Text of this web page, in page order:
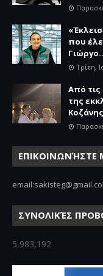
που
Τρίτη,
Από
της
ΕΠΙΚΟΙΝΩΝΉΣΤΕ
ΣΥΝΟΛΙΚΈΣ
5,983,192